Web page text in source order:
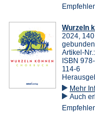
Wurzeln
2024,
gebunden
Artikel-
ISBN
114-6
Mehr
Auch